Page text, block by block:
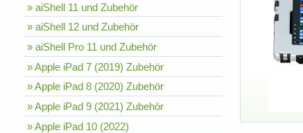
» aiShell 11 und Zubehör
» aiShell 12 und Zubehör
» aiShell Pro 11 und Zubehör
» Apple iPad 7 (2019) Zubehör
» Apple iPad 8 (2020) Zubehör
» Apple iPad 9 (2021) Zubehör
» Apple iPad 10 (2022)